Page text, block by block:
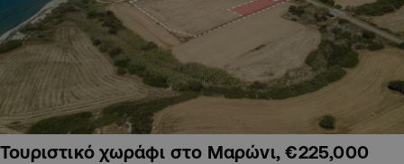
Τουριστικό χωράφι στο Μαρώνι, €225,000